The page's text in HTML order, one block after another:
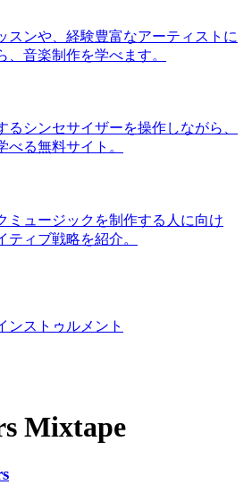
スンや、経験豊富なアーティストに
、音楽制作を学べます。
るシンセサイザーを操作しながら、
べる無料サイト。
ミュージックを制作する人に向け
ティブ戦略を紹介。
ンストゥルメント
Mixtape